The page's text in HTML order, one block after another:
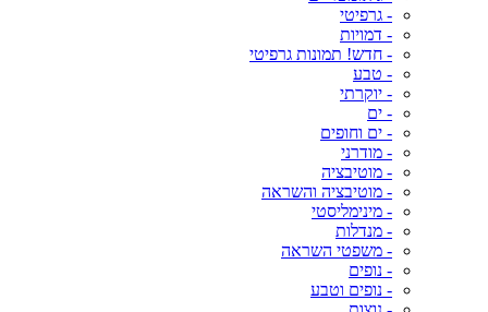
- גרפיטי
- דמויות
- חדש! תמונות גרפיטי
- טבע
- יוקרתי
- ים
- ים וחופים
- מודרני
- מוטיבציה
- מוטיבציה והשראה
- מינימליסטי
- מנדלות
- משפטי השראה
- נופים
- נופים וטבע